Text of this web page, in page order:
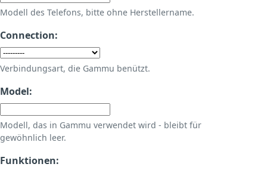
Modell des Telefons, bitte ohne Herstellername.
Connection:
Verbindungsart, die Gammu benützt.
Model:
Modell, das in Gammu verwendet wird - bleibt für
gewöhnlich leer.
Funktionen: